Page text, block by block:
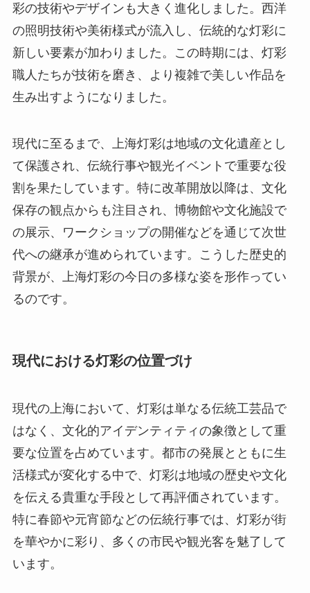
彩の技術やデザインも大きく進化しました。西洋
の照明技術や美術様式が流入し、伝統的な灯彩に
新しい要素が加わりました。この時期には、灯彩
職人たちが技術を磨き、より複雑で美しい作品を
生み出すようになりました。
現代に至るまで、上海灯彩は地域の文化遺産とし
て保護され、伝統行事や観光イベントで重要な役
割を果たしています。特に改革開放以降は、文化
保存の観点からも注目され、博物館や文化施設で
の展示、ワークショップの開催などを通じて次世
代への継承が進められています。こうした歴史的
背景が、上海灯彩の今日の多様な姿を形作ってい
るのです。
現代における灯彩の位置づけ
現代の上海において、灯彩は単なる伝統工芸品で
はなく、文化的アイデンティティの象徴として重
要な位置を占めています。都市の発展とともに生
活様式が変化する中で、灯彩は地域の歴史や文化
を伝える貴重な手段として再評価されています。
特に春節や元宵節などの伝統行事では、灯彩が街
を華やかに彩り、多くの市民や観光客を魅了して
います。